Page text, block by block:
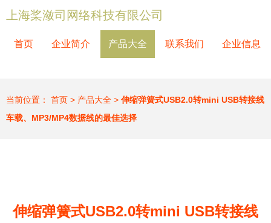
上海桨潋司网络科技有限公司
首页 企业简介 产品大全 联系我们 企业信息
当前位置： 首页 > 产品大全 > 伸缩弹簧式USB2.0转mini USB转接线
车载、MP3/MP4数据线的最佳选择
伸缩弹簧式USB2.0转mini USB转接线